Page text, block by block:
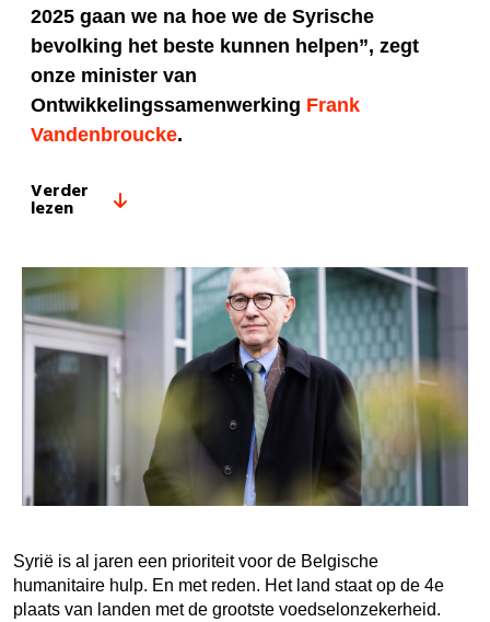
2025 gaan we na hoe we de Syrische
bevolking het beste kunnen helpen”, zegt
onze minister van
Ontwikkelingssamenwerking Frank
Vandenbroucke.
Verder
lezen
Syrië is al jaren een prioriteit voor de Belgische
humanitaire hulp. En met reden. Het land staat op de 4e
plaats van landen met de grootste voedselonzekerheid.